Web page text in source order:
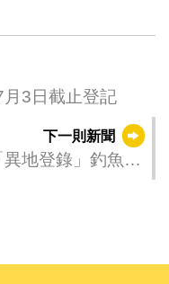
月3日截止登記
下一則新聞
地登錄」釣魚短